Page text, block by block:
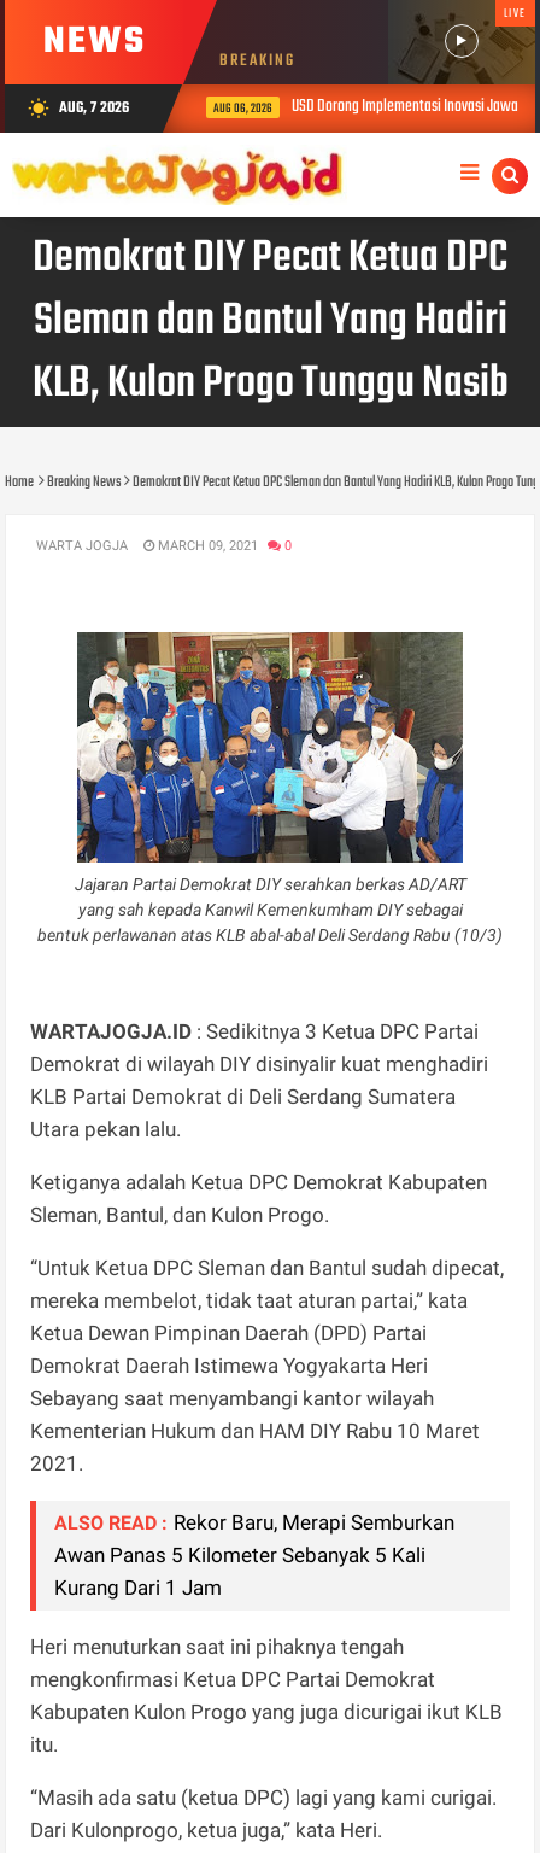
NEWS BREAKING
LIVE
wb_sunny AUG, 7 2026 AUG 06, 2026 USD Dorong Implementasi Inovasi Jawalens
Demokrat DIY Pecat Ketua DPC
Sleman dan Bantul Yang Hadiri
KLB, Kulon Progo Tunggu Nasib
Home Breaking News Demokrat DIY Pecat Ketua DPC Sleman dan Bantul Yang Hadiri KLB, Kulon Progo
WARTA JOGJA MARCH 09, 2021 0
Jajaran Partai Demokrat DIY serahkan berkas AD/ART
yang sah kepada Kanwil Kemenkumham DIY sebagai
bentuk perlawanan atas KLB abal-abal Deli Serdang Rabu (10/3)
WARTAJOGJA.ID : Sedikitnya 3 Ketua DPC Partai
Demokrat di wilayah DIY disinyalir kuat menghadiri
KLB Partai Demokrat di Deli Serdang Sumatera
Utara pekan lalu.
Ketiganya adalah Ketua DPC Demokrat Kabupaten
Sleman, Bantul, dan Kulon Progo.
“Untuk Ketua DPC Sleman dan Bantul sudah dipecat,
mereka membelot, tidak taat aturan partai,” kata
Ketua Dewan Pimpinan Daerah (DPD) Partai
Demokrat Daerah Istimewa Yogyakarta Heri
Sebayang saat menyambangi kantor wilayah
Kementerian Hukum dan HAM DIY Rabu 10 Maret
2021.
ALSO READ : Rekor Baru, Merapi Semburkan
Awan Panas 5 Kilometer Sebanyak 5 Kali
Kurang Dari 1 Jam
Heri menuturkan saat ini pihaknya tengah
mengkonfirmasi Ketua DPC Partai Demokrat
Kabupaten Kulon Progo yang juga dicurigai ikut KLB
itu.
“Masih ada satu (ketua DPC) lagi yang kami curigai.
Dari Kulonprogo, ketua juga,” kata Heri.